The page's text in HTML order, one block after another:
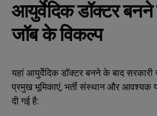
आयुर्वेदिक डॉक्टर बनने
जॉब के विकल्प
यहां आयुर्वेदिक डॉक्टर बनने के बाद सरकारी
प्रमुख भूमिकाएं, भर्ती संस्थान और आवश्यक
दी गई है: